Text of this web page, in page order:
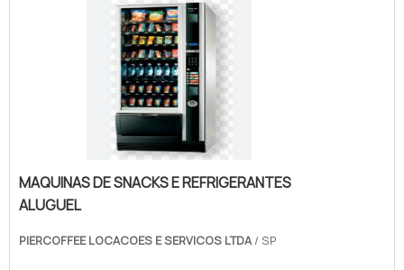
MAQUINAS DE SNACKS E REFRIGERANTES
ALUGUEL
PIERCOFFEE LOCACOES E SERVICOS LTDA / SP